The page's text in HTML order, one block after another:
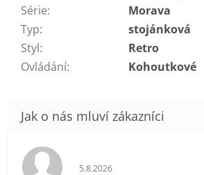
Série:
Morava
Typ:
stojánková
Styl:
Retro
Ovládání: Kohoutkové
Hodnocení obchodu je 5 z
5.8.2026